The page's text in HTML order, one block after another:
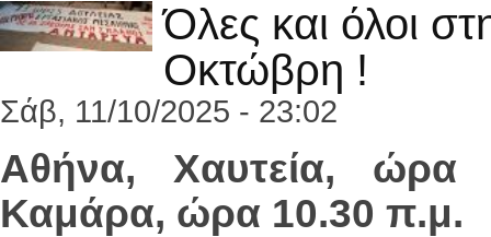
Όλες και όλοι
Οκτώβρη !
Σάβ, 11/10/2025 - 23:02
Αθήνα, Χαυτεία,
Καμάρα, ώρα 10.30 π.μ.